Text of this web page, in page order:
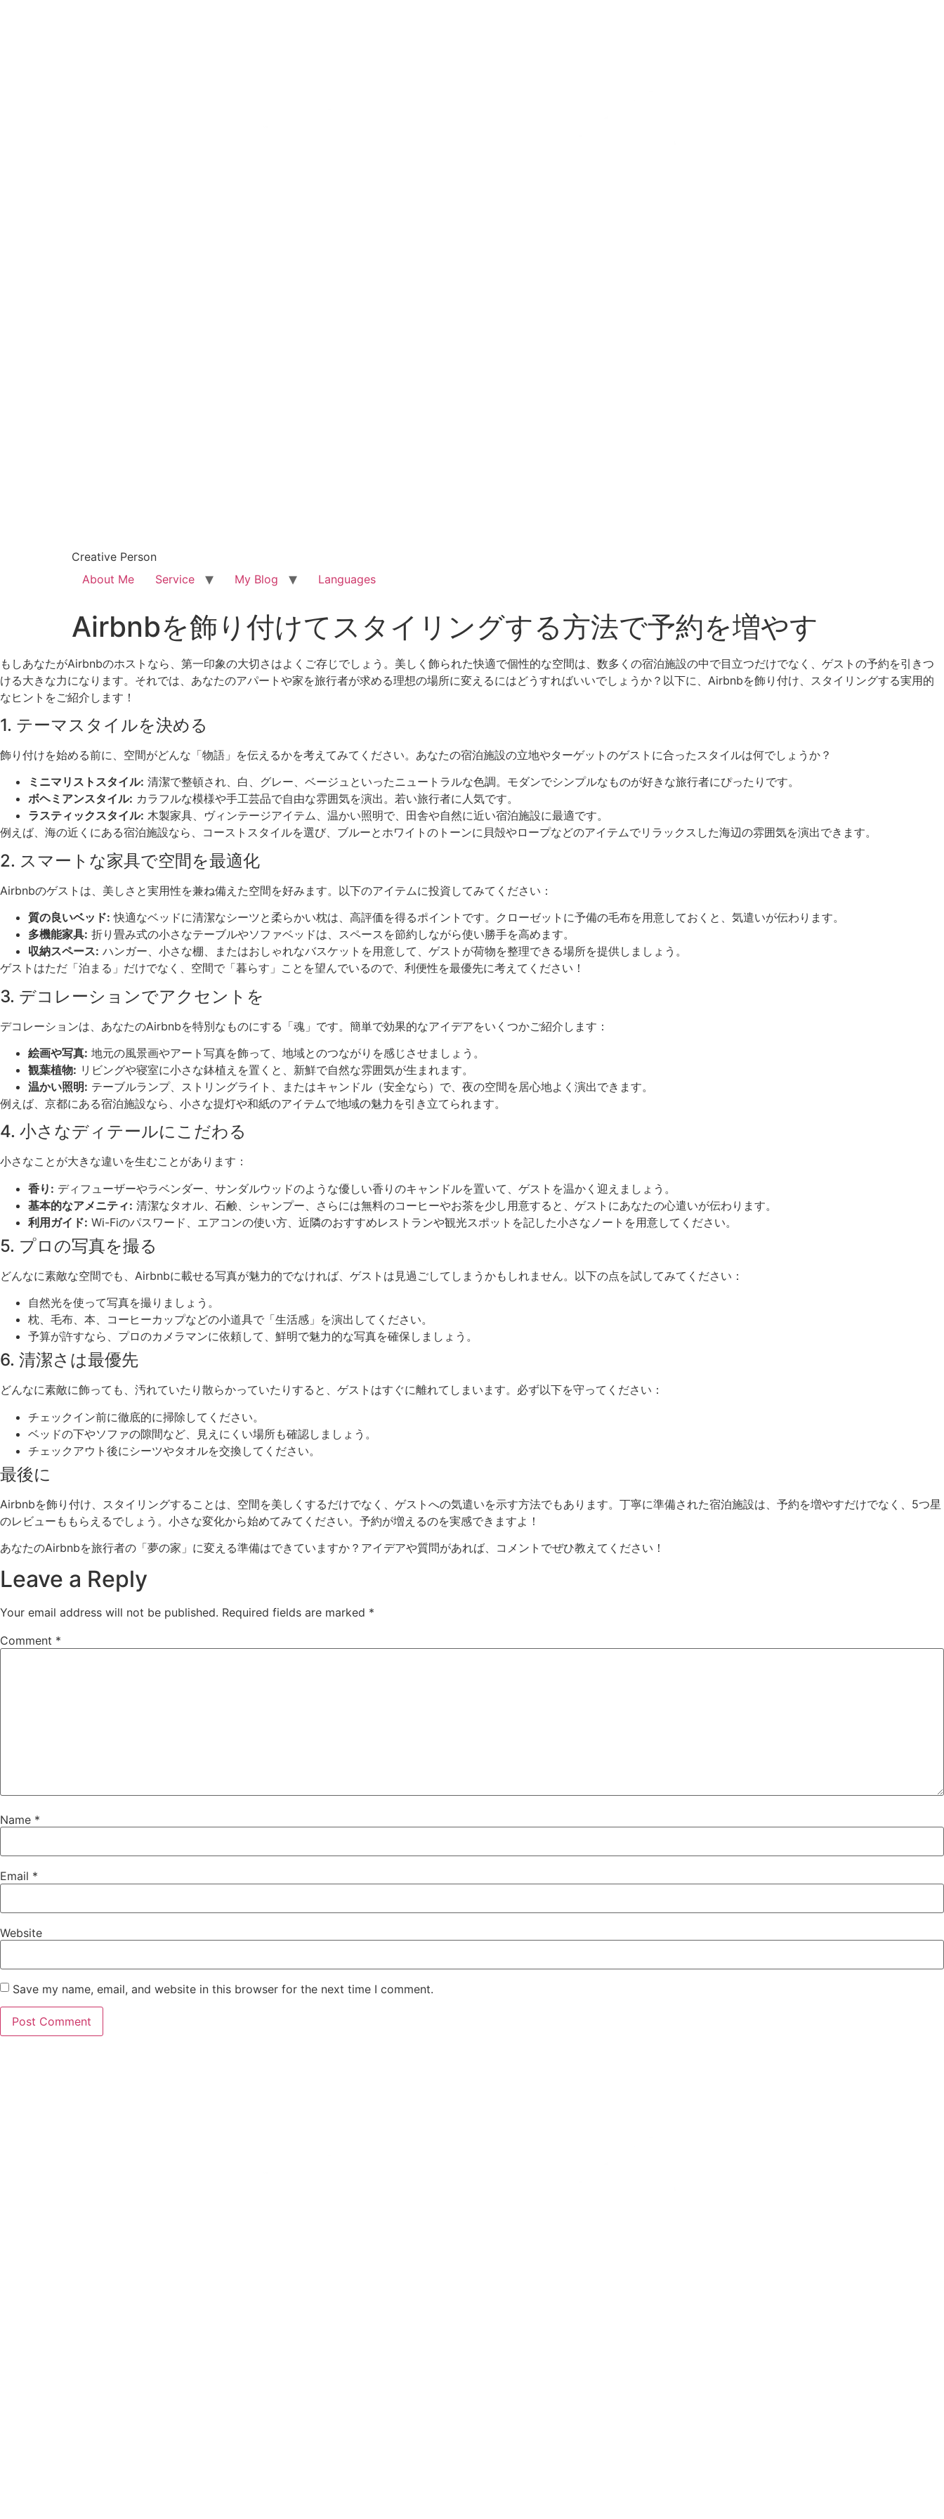
Creative Person
About Me
Service My Blog Languages
Airbnbを飾り付けてスタイリングする方法で予約を増やす
もしあなたがAirbnbのホストなら、第一印象の大切さはよくご存じでしょう。美しく飾られた快適で個性的な空間は、数多くの宿泊施設の中で目立つだけでなく、ゲストの予約を引きつ
ける大きな力になります。それでは、あなたのアパートや家を旅行者が求める理想の場所に変えるにはどうすればいいでしょうか？以下に、Airbnbを飾り付け、スタイリングする実用的
なヒントをご紹介します！
1. テーマスタイルを決める
飾り付けを始める前に、空間がどんな「物語」を伝えるかを考えてみてください。あなたの宿泊施設の立地やターゲットのゲストに合ったスタイルは何でしょうか？
ミニマリストスタイル: 清潔で整頓され、白、グレー、ベージュといったニュートラルな色調。モダンでシンプルなものが好きな旅行者にぴったりです。
ボヘミアンスタイル: カラフルな模様や手工芸品で自由な雰囲気を演出。若い旅行者に人気です。
ラスティックスタイル: 木製家具、ヴィンテージアイテム、温かい照明で、田舎や自然に近い宿泊施設に最適です。
例えば、海の近くにある宿泊施設なら、コーストスタイルを選び、ブルーとホワイトのトーンに貝殻やロープなどのアイテムでリラックスした海辺の雰囲気を演出できます。
2. スマートな家具で空間を最適化
Airbnbのゲストは、美しさと実用性を兼ね備えた空間を好みます。以下のアイテムに投資してみてください：
質の良いベッド: 快適なベッドに清潔なシーツと柔らかい枕は、高評価を得るポイントです。クローゼットに予備の毛布を用意しておくと、気遣いが伝わります。
多機能家具: 折り畳み式の小さなテーブルやソファベッドは、スペースを節約しながら使い勝手を高めます。
収納スペース: ハンガー、小さな棚、またはおしゃれなバスケットを用意して、ゲストが荷物を整理できる場所を提供しましょう。
ゲストはただ「泊まる」だけでなく、空間で「暮らす」ことを望んでいるので、利便性を最優先に考えてください！
3. デコレーションでアクセントを
デコレーションは、あなたのAirbnbを特別なものにする「魂」です。簡単で効果的なアイデアをいくつかご紹介します：
絵画や写真: 地元の風景画やアート写真を飾って、地域とのつながりを感じさせましょう。
観葉植物: リビングや寝室に小さな鉢植えを置くと、新鮮で自然な雰囲気が生まれます。
温かい照明: テーブルランプ、ストリングライト、またはキャンドル（安全なら）で、夜の空間を居心地よく演出できます。
例えば、京都にある宿泊施設なら、小さな提灯や和紙のアイテムで地域の魅力を引き立てられます。
4. 小さなディテールにこだわる
小さなことが大きな違いを生むことがあります：
香り: ディフューザーやラベンダー、サンダルウッドのような優しい香りのキャンドルを置いて、ゲストを温かく迎えましょう。
基本的なアメニティ: 清潔なタオル、石鹸、シャンプー、さらには無料のコーヒーやお茶を少し用意すると、ゲストにあなたの心遣いが伝わります。
利用ガイド: Wi-Fiのパスワード、エアコンの使い方、近隣のおすすめレストランや観光スポットを記した小さなノートを用意してください。
5. プロの写真を撮る
どんなに素敵な空間でも、Airbnbに載せる写真が魅力的でなければ、ゲストは見過ごしてしまうかもしれません。以下の点を試してみてください：
自然光を使って写真を撮りましょう。
枕、毛布、本、コーヒーカップなどの小道具で「生活感」を演出してください。
予算が許すなら、プロのカメラマンに依頼して、鮮明で魅力的な写真を確保しましょう。
6. 清潔さは最優先
どんなに素敵に飾っても、汚れていたり散らかっていたりすると、ゲストはすぐに離れてしまいます。必ず以下を守ってください：
チェックイン前に徹底的に掃除してください。
ベッドの下やソファの隙間など、見えにくい場所も確認しましょう。
チェックアウト後にシーツやタオルを交換してください。
最後に
Airbnbを飾り付け、スタイリングすることは、空間を美しくするだけでなく、ゲストへの気遣いを示す方法でもあります。丁寧に準備された宿泊施設は、予約を増やすだけでなく、5つ星
のレビューももらえるでしょう。小さな変化から始めてみてください。予約が増えるのを実感できますよ！
あなたのAirbnbを旅行者の「夢の家」に変える準備はできていますか？アイデアや質問があれば、コメントでぜひ教えてください！
Leave a Reply
Your email address will not be published. Required fields are marked *
Comment *
Name *
Email *
Website
Save my name, email, and website in this browser for the next time I comment.